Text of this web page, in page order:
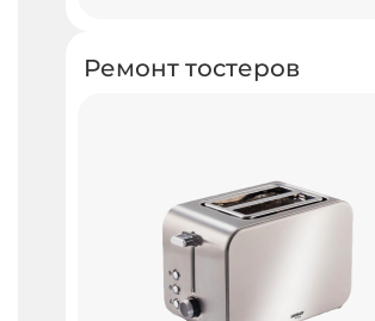
Ремонт тостеров